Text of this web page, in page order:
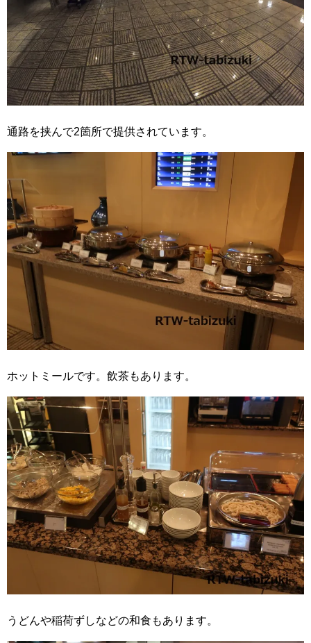
通路を挟んで2箇所で提供されています。
ホットミールです。飲茶もあります。
うどんや稲荷ずしなどの和食もあります。